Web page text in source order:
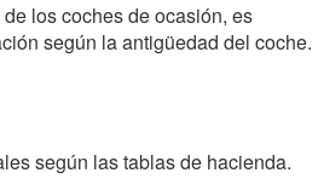
los coches de ocasión, es
según la antigüedad del coche.
según las tablas de hacienda.